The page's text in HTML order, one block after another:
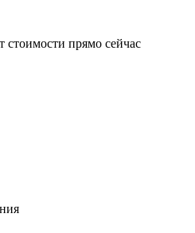
стоимости прямо сейчас